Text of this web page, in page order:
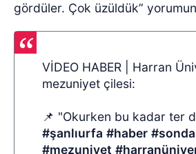
gördüler. Çok üzüldük”
VİDEO HABER | Harran
mezuniyet çilesi:
📌 "Okurken bu kadar ter
#şanlıurfa #haber
#mezuniyet